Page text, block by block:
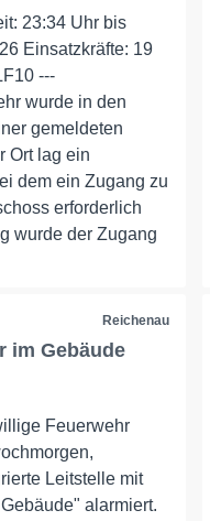
23:34 Uhr bis
Einsatzkräfte: 19
---
wurde in den
gemeldeten
Ort lag ein
dem ein Zugang zu
erforderlich
wurde der Zugang
Reichenau
im Gebäude
Feuerwehr
Leitstelle mit
alarmiert.